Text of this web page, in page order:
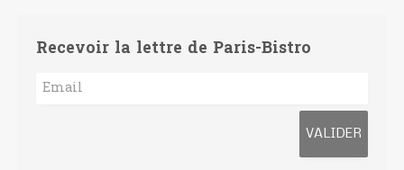
Recevoir la lettre de Paris-Bistro